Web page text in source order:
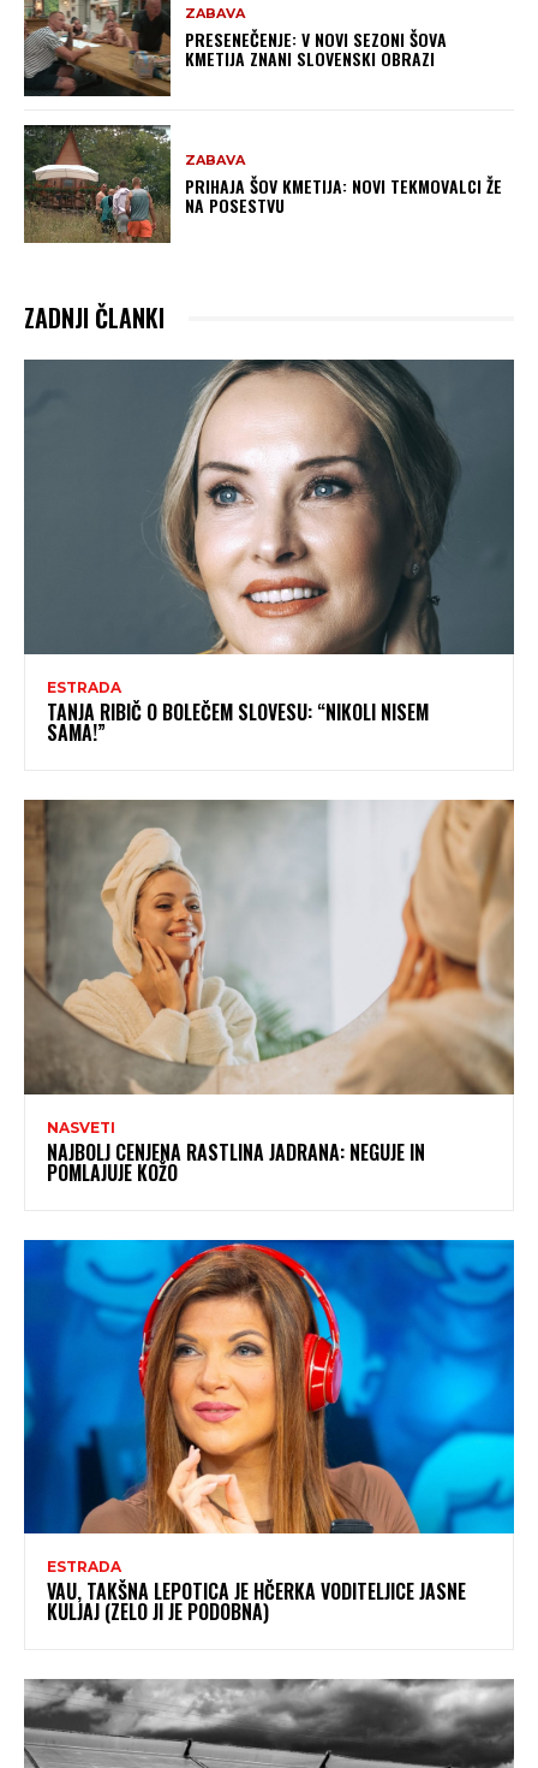
ZABAVA
PRESENEČENJE: V NOVI SEZONI ŠOVA
KMETIJA ZNANI SLOVENSKI OBRAZI
ZABAVA
PRIHAJA ŠOV KMETIJA: NOVI TEKMOVALCI ŽE
NA POSESTVU
ZADNJI ČLANKI
ESTRADA
TANJA RIBIČ O BOLEČEM SLOVESU: “NIKOLI NISEM
SAMA!”
NASVETI
NAJBOLJ CENJENA RASTLINA JADRANA: NEGUJE IN
POMLAJUJE KOŽO
ESTRADA
VAU, TAKŠNA LEPOTICA JE HČERKA VODITELJICE JASNE
KULJAJ (ZELO JI JE PODOBNA)